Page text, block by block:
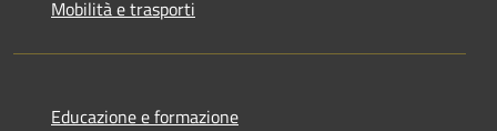
Mobilità e trasporti
Educazione e formazione